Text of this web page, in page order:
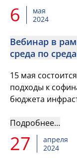
6
мая
2024
Вебинар в
среда по
15 мая
подходы к
бюджета
образования в
Подробнее…
27
апреля
2024